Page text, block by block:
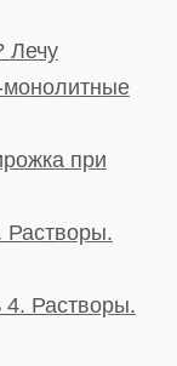
Лечу
при
Растворы.
4. Растворы.